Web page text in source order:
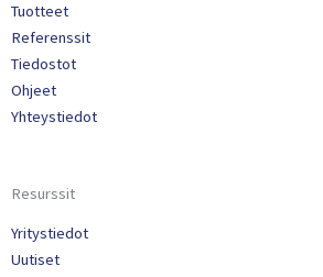
Tuotteet
Referenssit
Tiedostot
Ohjeet
Yhteystiedot
Resurssit
Yritystiedot
Uutiset